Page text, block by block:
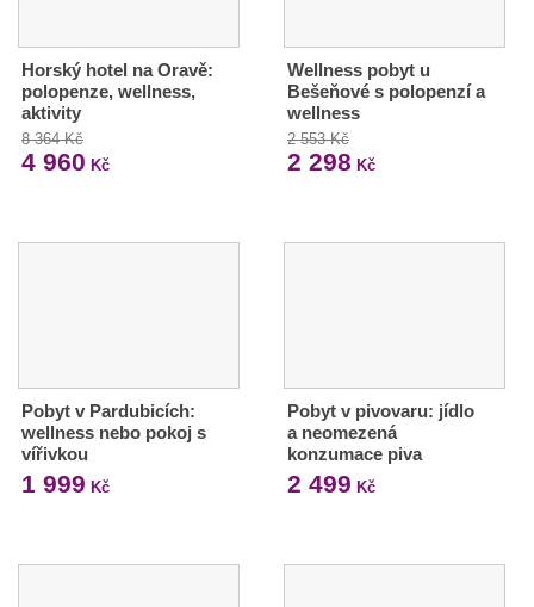
Horský hotel na Oravě:
polopenze, wellness,
aktivity
8 364 Kč
4 960 Kč
Wellness pobyt u
Bešeňové s polopenzí a
wellness
2 553 Kč
2 298 Kč
Pobyt v Pardubicích:
wellness nebo pokoj s
vířivkou
1 999 Kč
Pobyt v pivovaru: jídlo
a neomezená
konzumace piva
2 499 Kč